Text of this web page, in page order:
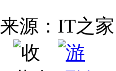
来源：IT之家